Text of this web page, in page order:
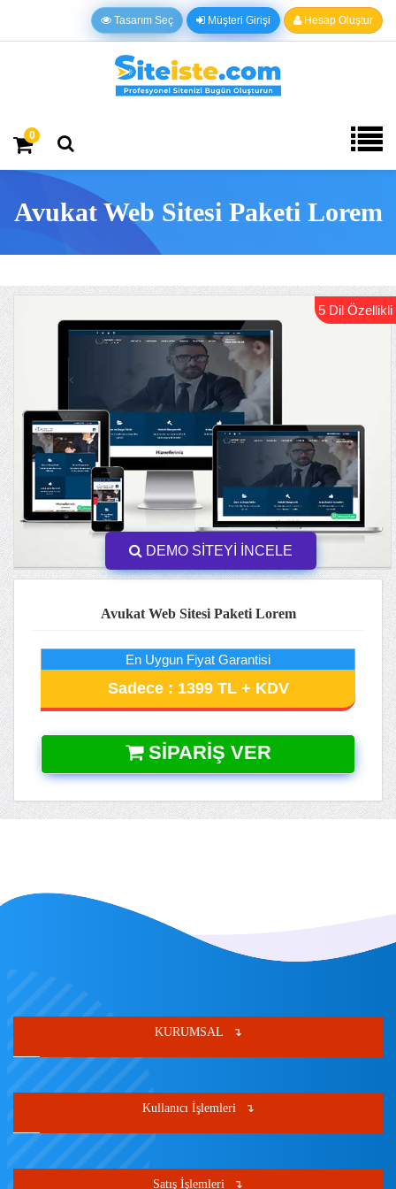
Tasarım Seç Müşteri Girişi Hesap Oluştur
0
Avukat Web Sitesi Paketi Lorem
5 Dil Özellikli
DEMO SİTEYİ İNCELE
Avukat Web Sitesi Paketi Lorem
En Uygun Fiyat Garantisi
Sadece : 1399 TL + KDV
SIPARIŞ VER
KURUMSAL
Kullanıcı İşlemleri
Satış İşlemleri